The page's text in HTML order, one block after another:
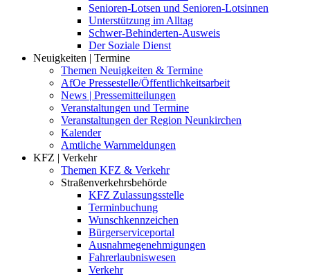
Senioren-Lotsen und Senioren-Lotsinnen
Unterstützung im Alltag
Schwer-Behinderten-Ausweis
Der Soziale Dienst
Neuigkeiten | Termine
Themen Neuigkeiten & Termine
AfOe Pressestelle/Öffentlichkeitsarbeit
News | Pressemitteilungen
Veranstaltungen und Termine
Veranstaltungen der Region Neunkirchen
Kalender
Amtliche Warnmeldungen
KFZ | Verkehr
Themen KFZ & Verkehr
Straßenverkehrsbehörde
KFZ Zulassungsstelle
Terminbuchung
Wunschkennzeichen
Bürgerserviceportal
Ausnahmegenehmigungen
Fahrerlaubniswesen
Verkehr